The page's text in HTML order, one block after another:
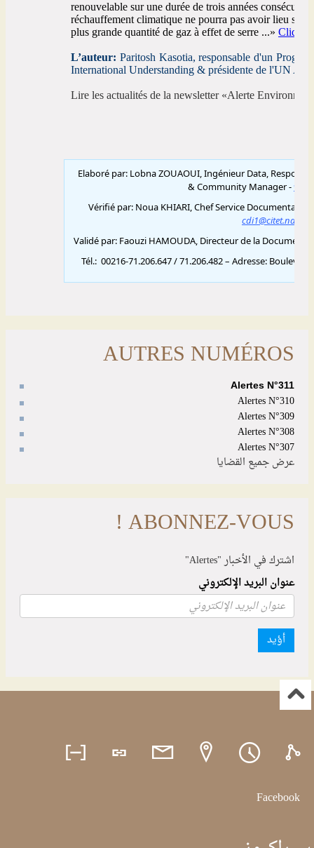
AUTRES NUMÉROS
Alertes N°311
Alertes N°310
Alertes N°309
Alertes N°308
Alertes N°307
عرض جميع القضايا
ABONNEZ-VOUS !
اشترك في الأخبار "Alertes"
عنوان البريد الإلكتروني
أؤيد
Facebook